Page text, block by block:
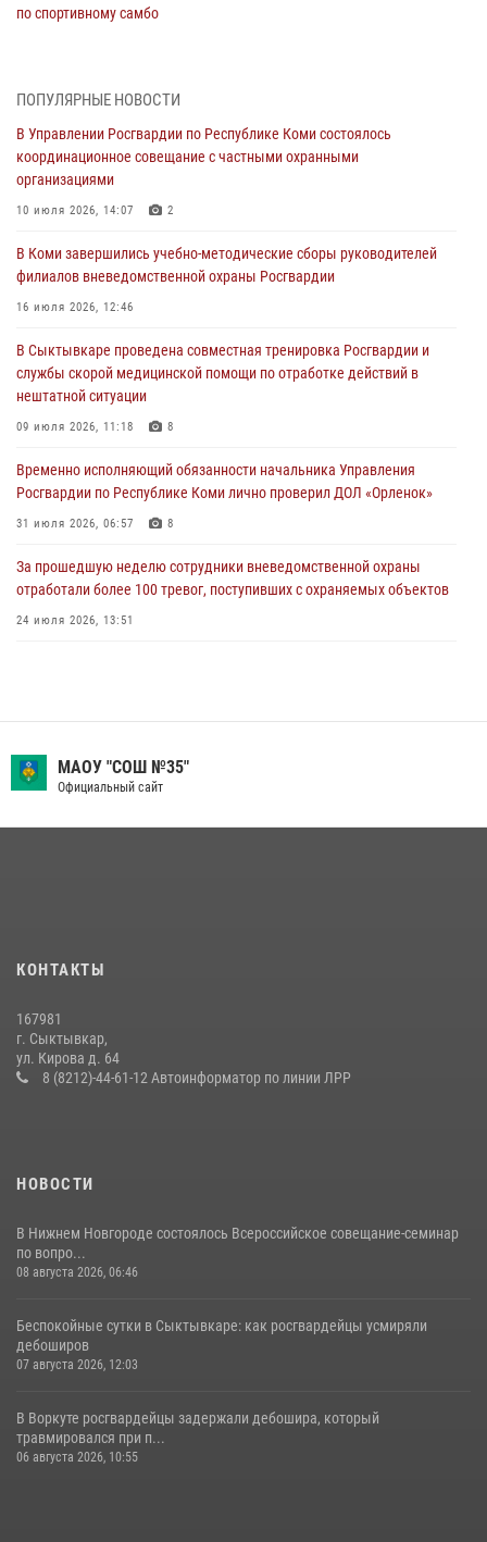
по спортивному самбо
законодательстве в сфере оборота оружия и продолжают изымать
оружие за нарушения
02 августа 2026, 06:17
В Койгородском районе местный житель обратился в Росгвардию
31 июля 2026, 10:55
Временно исполняющий обязанности начальника Управления
31 июля 2026, 06:57 8
В Усинске росгвардейцы оперативно отработали план «Квартал»
30 июля 2026, 13:53
В Санкт-Петербурге прошел окружной этап ежегодного
Всероссийского конкурса профессионального мастерства среди
сотрудников вневедомственной охраны Росгвардии
ПОПУЛЯРНЫЕ НОВОСТИ
В Управлении Росгвардии по Республике Коми состоялось
координационное совещание с частными охранными
организациями
10 июля 2026, 14:07 2
В Коми завершились учебно-методические сборы руководителей
филиалов вневедомственной охраны Росгвардии
16 июля 2026, 12:46
В Сыктывкаре проведена совместная тренировка Росгвардии и
службы скорой медицинской помощи по отработке действий в
нештатной ситуации
09 июля 2026, 11:18 8
Временно исполняющий обязанности начальника Управления
Росгвардии по Республике Коми лично проверил ДОЛ «Орленок»
31 июля 2026, 06:57 8
За прошедшую неделю сотрудники вневедомственной охраны
отработали более 100 тревог, поступивших с охраняемых объектов
24 июля 2026, 13:51
В Сыктывкаре состоялась торжественная присяга для
военнослужащих по призыву в Центре подготовки личного состава
В Усть-Вымском районе росгвардейцы задержала необычного
14 июля 2026, 11:49
В Коми за неделю росгвардейцы изъяли 44 единицы охотничьего
МАОУ "СОШ №35"
Официальный сайт
КОНТАКТЫ
167981
г. Сыктывкар,
ул. Кирова д. 64
8 (8212)-44-61-12 Автоинформатор по линии ЛРР
НОВОСТИ
В Нижнем Новгороде состоялось Всероссийское совещание-семинар
по вопро...
08 августа 2026, 06:46
Беспокойные сутки в Сыктывкаре: как росгвардейцы усмиряли
дебоширов
07 августа 2026, 12:03
В Воркуте росгвардейцы задержали дебошира, который
травмировался при п...
06 августа 2026, 10:55